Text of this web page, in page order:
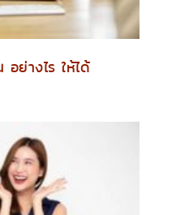
ย่างไร ให้ได้